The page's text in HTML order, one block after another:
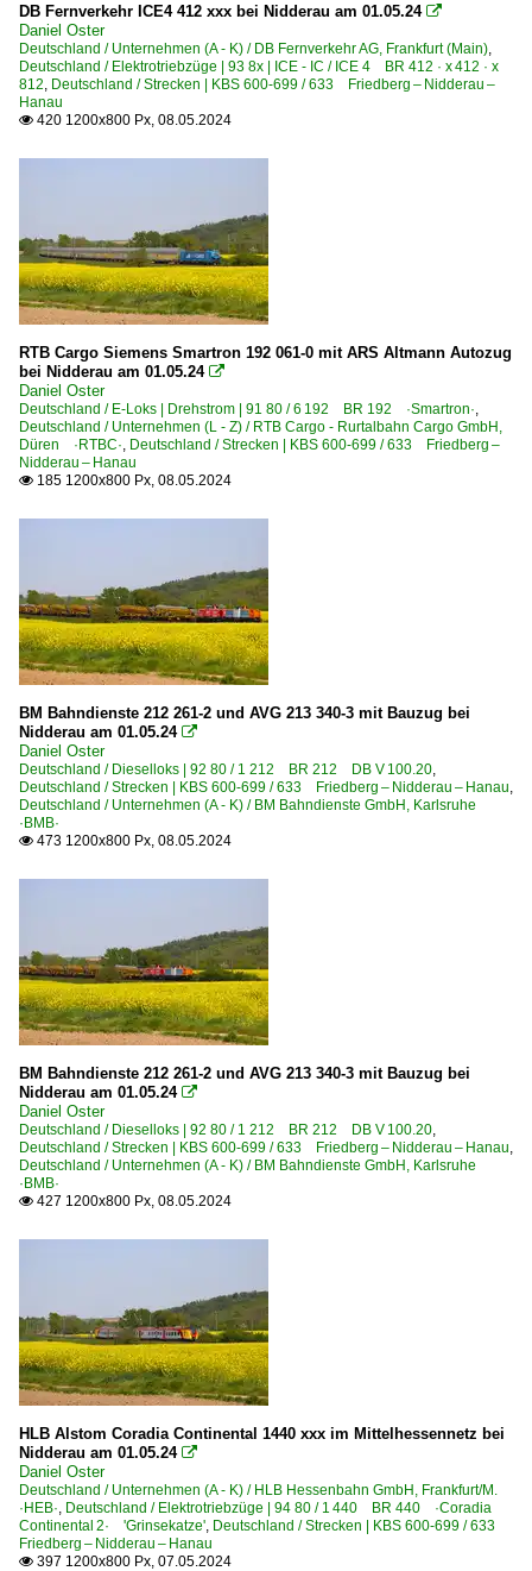
DB Fernverkehr ICE4 412 xxx bei Nidderau am 01.05.24 
Daniel Oster
Deutschland / Unternehmen (A - K) / DB Fernverkehr AG, Frankfurt (Main),
Deutschland / Elektrotriebzüge | 93 8x | ICE - IC / ICE 4 BR 412 · x 412 · x
812, Deutschland / Strecken | KBS 600-699 / 633 Friedberg – Nidderau –
Hanau
 420 1200x800 Px, 08.05.2024
RTB Cargo Siemens Smartron 192 061-0 mit ARS Altmann Autozug
bei Nidderau am 01.05.24 
Daniel Oster
Deutschland / E-Loks | Drehstrom | 91 80 / 6 192 BR 192 ·Smartron·,
Deutschland / Unternehmen (L - Z) / RTB Cargo - Rurtalbahn Cargo GmbH,
Düren ·RTBC·, Deutschland / Strecken | KBS 600-699 / 633 Friedberg –
Nidderau – Hanau
 185 1200x800 Px, 08.05.2024
BM Bahndienste 212 261-2 und AVG 213 340-3 mit Bauzug bei
Nidderau am 01.05.24 
Daniel Oster
Deutschland / Dieselloks | 92 80 / 1 212 BR 212 DB V 100.20,
Deutschland / Strecken | KBS 600-699 / 633 Friedberg – Nidderau – Hanau,
Deutschland / Unternehmen (A - K) / BM Bahndienste GmbH, Karlsruhe
·BMB·
 473 1200x800 Px, 08.05.2024
BM Bahndienste 212 261-2 und AVG 213 340-3 mit Bauzug bei
Nidderau am 01.05.24 
Daniel Oster
Deutschland / Dieselloks | 92 80 / 1 212 BR 212 DB V 100.20,
Deutschland / Strecken | KBS 600-699 / 633 Friedberg – Nidderau – Hanau,
Deutschland / Unternehmen (A - K) / BM Bahndienste GmbH, Karlsruhe
·BMB·
 427 1200x800 Px, 08.05.2024
HLB Alstom Coradia Continental 1440 xxx im Mittelhessennetz bei
Nidderau am 01.05.24 
Daniel Oster
Deutschland / Unternehmen (A - K) / HLB Hessenbahn GmbH, Frankfurt/M.
·HEB·, Deutschland / Elektrotriebzüge | 94 80 / 1 440 BR 440 ·Coradia
Continental 2· 'Grinsekatze', Deutschland / Strecken | KBS 600-699 / 633
Friedberg – Nidderau – Hanau
 397 1200x800 Px, 07.05.2024